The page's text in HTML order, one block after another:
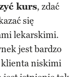
kurs, zdać
się
lekarskimi.
jest bardzo
klienta niskimi